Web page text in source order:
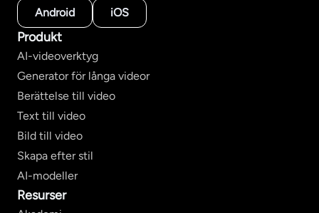
Android
iOS
Produkt
AI-videoverktyg
Generator för långa videor
Berättelse till video
Text till video
Bild till video
Skapa efter stil
AI-modeller
Resurser